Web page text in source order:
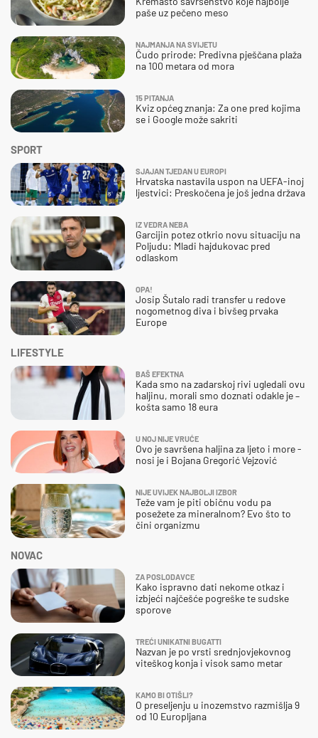
SPORT
SJAJAN TJEDAN U EUROPI
Hrvatska nastavila uspon na UEFA-inoj
ljestvici: Preskočena je još jedna država
IZ VEDRA NEBA
Garcijin potez otkrio novu situaciju na
Poljudu: Mladi hajdukovac pred
odlaskom
OPA!
Josip Šutalo radi transfer u redove
nogometnog diva i bivšeg prvaka
Europe
paše uz pečeno meso
NAJMANJA NA SVIJETU
Čudo prirode: Predivna pješčana plaža
na 100 metara od mora
15 PITANJA
Kviz općeg znanja: Za one pred kojima
se i Google može sakriti
NOVAC
ZA POSLODAVCE
Kako ispravno dati nekome otkaz i
izbjeći najčešće pogreške te sudske
sporove
TREĆI UNIKATNI BUGATTI
Nazvan je po vrsti srednjovjekovnog
viteškog konja i visok samo metar
KAMO BI OTIŠLI?
O preseljenju u inozemstvo razmišlja 9
od 10 Europljana
LIFESTYLE
BAŠ EFEKTNA
Kada smo na zadarskoj rivi ugledali ovu
haljinu, morali smo doznati odakle je –
košta samo 18 eura
U NOJ NIJE VRUĆE
Ovo je savršena haljina za ljeto i more -
nosi je i Bojana Gregorić Vejzović
NIJE UVIJEK NAJBOLJI IZBOR
Teže vam je piti običnu vodu pa
posežete za mineralnom? Evo što to
čini organizmu